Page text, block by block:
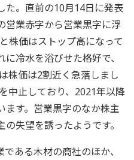
た。直前の10月14日に発表
営業赤字から営業黒字に浮
株価はストップ高になって
冷水を浴びせた格好で、
株価は2割近く急落しまし
中止しており、2021年以降
ます。営業黒字のなか株主
失望を誘ったようです。
ある木材の商社のほか、